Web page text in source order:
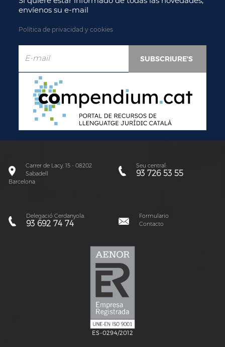
envíenos su e-mail
Política de privacidad y cookies
Carrer de Lacy, 15 - 08202
Sabadell
Barcelona
Seu central:
93 726 53 55
Delegació Cerdanyola:
93 692 74 74
Formulario
Contacto
ES-0294/2012